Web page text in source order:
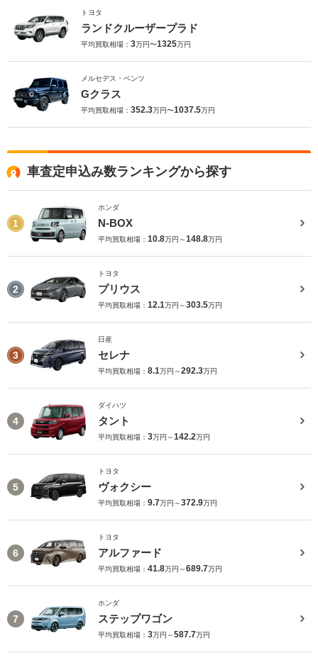
トヨタ
ランドクルーザープラド
平均買取相場： 3万円〜1325万円
メルセデス・ベンツ
Gクラス
平均買取相場： 352.3万円〜1037.5万円
車査定申込み数ランキングから探す
1
ホンダ
N-BOX
平均買取相場： 10.8万円～148.8万円
2
トヨタ
プリウス
平均買取相場： 12.1万円～303.5万円
3
日産
セレナ
平均買取相場： 8.1万円～292.3万円
4
ダイハツ
タント
平均買取相場： 3万円～142.2万円
5
トヨタ
ヴォクシー
平均買取相場： 9.7万円～372.9万円
6
トヨタ
アルファード
平均買取相場： 41.8万円～689.7万円
7
ホンダ
ステップワゴン
平均買取相場： 3万円～587.7万円